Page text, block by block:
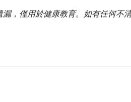
，僅用於健康教育。如有任何不